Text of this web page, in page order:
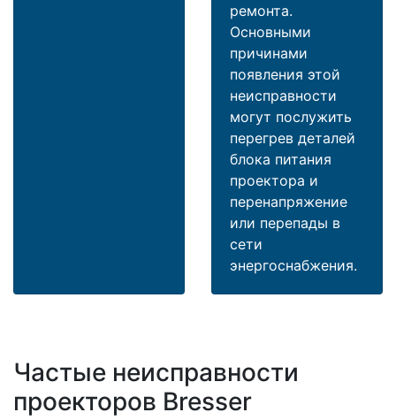
ремонта.
Основными
причинами
появления этой
неисправности
могут послужить
перегрев деталей
блока питания
проектора и
перенапряжение
или перепады в
сети
энергоснабжения.
Частые неисправности
проекторов Bresser